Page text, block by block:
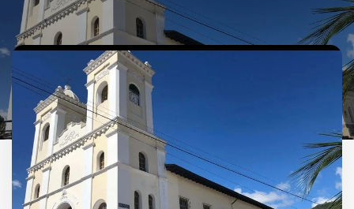
Parroquia Santísima Trinidad
(Guangopolo)